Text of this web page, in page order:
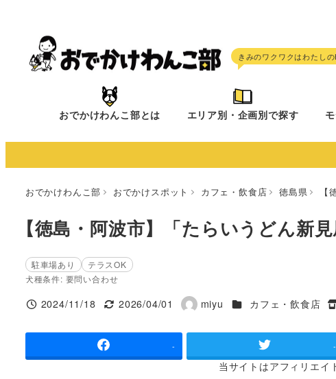
へ
おでかけわんこ部とは エリア別・企画別で探す
おでかけわんこ部 おでかけスポット カフェ・飲食店 徳島県
【徳島・阿波市】「たらいうどん新見
駐車場あり
テラスOK
犬種条件: 要問い合わせ
投稿日
2024/11/18
更新日
2026/04/01
著
miyu 施設ジャンル
カフェ・飲食店
- -
当サイトはアフィリエイ